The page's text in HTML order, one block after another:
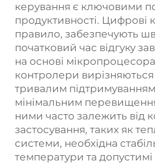
керування є ключовими
продуктивності. Цифрові
правило, забезпечують
початковий час відгуку
на основі
контролери
тривалим
мінімальним
ними часто залежить від
застосування, таких як
системи, необхідна
температури та допустимі